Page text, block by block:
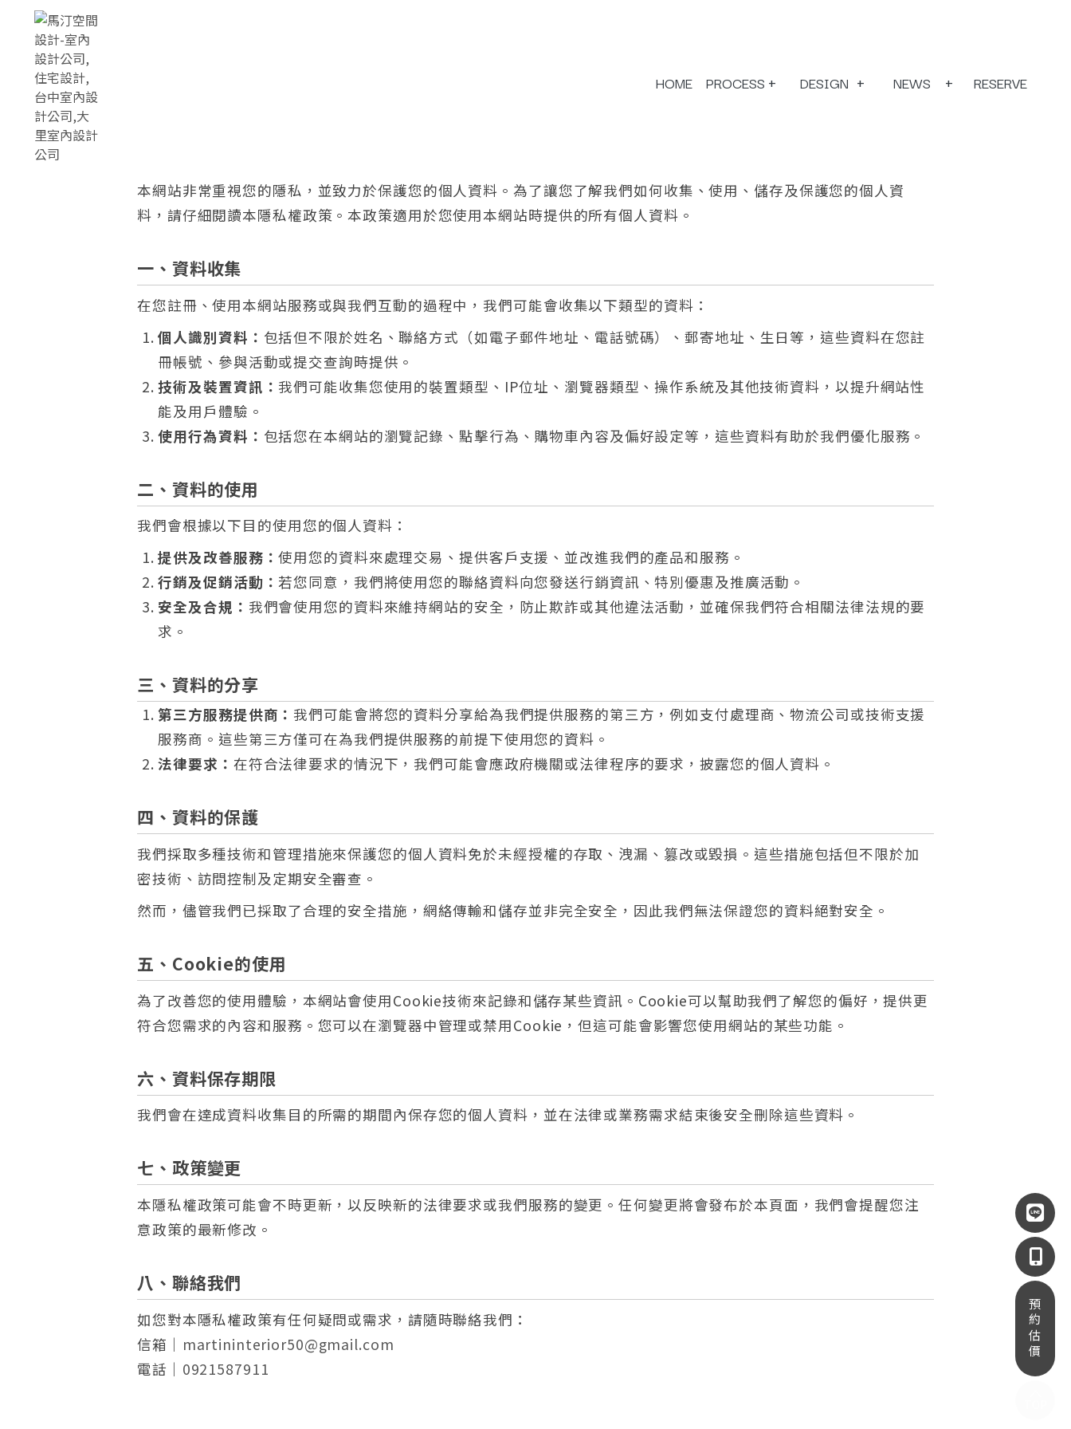
HOME
PROCESS
DESIGN
NEWS
RESERVE
本網站非常重視您的隱私，並致力於保護您的個人資料。為了讓您了解我們如何收集、使用、儲存及保護您的個人資
料，請仔細閱讀本隱私權政策。本政策適用於您使用本網站時提供的所有個人資料。
一、資料收集
在您註冊、使用本網站服務或與我們互動的過程中，我們可能會收集以下類型的資料：
個人識別資料： 包括但不限於姓名、聯絡方式（如電子郵件地址、電話號碼）、郵寄地址、生日等，這些資料在您註
冊帳號、參與活動或提交查詢時提供。
技術及裝置資訊： 我們可能收集您使用的裝置類型、IP位址、瀏覽器類型、操作系統及其他技術資料，以提升網站性
能及用戶體驗。
使用行為資料： 包括您在本網站的瀏覽記錄、點擊行為、購物車內容及偏好設定等，這些資料有助於我們優化服務。
二、資料的使用
我們會根據以下目的使用您的個人資料：
提供及改善服務：使用您的資料來處理交易、提供客戶支援、並改進我們的產品和服務。
行銷及促銷活動： 若您同意，我們將使用您的聯絡資料向您發送行銷資訊、特別優惠及推廣活動。
安全及合規： 我們會使用您的資料來維持網站的安全，防止欺詐或其他違法活動，並確保我們符合相關法律法規的要
求。
三、資料的分享
第三方服務提供商： 我們可能會將您的資料分享給為我們提供服務的第三方，例如支付處理商、物流公司或技術支援
服務商。這些第三方僅可在為我們提供服務的前提下使用您的資料。
法律要求： 在符合法律要求的情況下，我們可能會應政府機關或法律程序的要求，披露您的個人資料。
四、資料的保護
我們採取多種技術和管理措施來保護您的個人資料免於未經授權的存取、洩漏、篡改或毀損。這些措施包括但不限於加
密技術、訪問控制及定期安全審查。
然而，儘管我們已採取了合理的安全措施，網絡傳輸和儲存並非完全安全，因此我們無法保證您的資料絕對安全。
五、Cookie的使用
為了改善您的使用體驗，本網站會使用Cookie技術來記錄和儲存某些資訊。Cookie可以幫助我們了解您的偏好，提供更
符合您需求的內容和服務。您可以在瀏覽器中管理或禁用Cookie，但這可能會影響您使用網站的某些功能。
六、資料保存期限
我們會在達成資料收集目的所需的期間內保存您的個人資料，並在法律或業務需求結束後安全刪除這些資料。
七、政策變更
本隱私權政策可能會不時更新，以反映新的法律要求或我們服務的變更。任何變更將會發布於本頁面，我們會提醒您注
意政策的最新修改。
八、聯絡我們
如您對本隱私權政策有任何疑問或需求，請隨時聯絡我們：
信箱｜ martininterior50@gmail.com
電話｜ 0921587911